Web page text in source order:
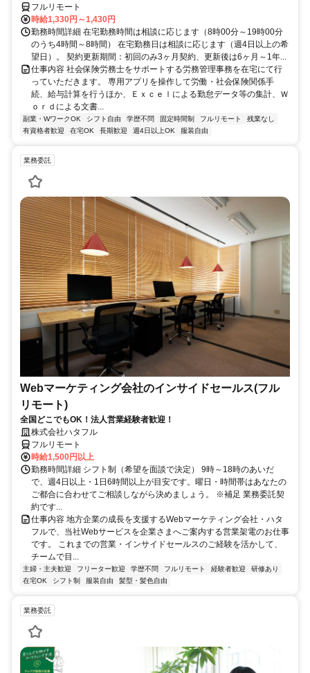
フルリモート
時給1,330円～1,430円
勤務時間詳細 在宅勤務時間は相談に応じます（8時00分～19時00分
のうち4時間～8時間） 在宅勤務日は相談に応じます（週4日以上の希
望日）。 契約更新期間：初回のみ3ヶ月契約、更新後は6ヶ月～1年...
仕事内容 社会保険労務士をサポートする労務管理事務を在宅にて行
っていただきます。 専用アプリを操作して労働・社会保険関係手
続、給与計算を行うほか、Ｅｘｃｅｌによる勤怠データ等の集計、Ｗ
ｏｒｄによる文書...
副業・WワークOK シフト自由 学歴不問 固定時間制 フルリモート
残業なし
有資格者歓迎
在宅OK 長期歓迎 週4日以上OK 服装自由
業務委託
Webマーケティング会社のインサイドセールス(フル
リモート)
全国どこでもOK！法人営業経験者歓迎！
株式会社ハタフル
フルリモート
時給1,500円以上
勤務時間詳細 シフト制（希望を面談で決定） 9時～18時のあいだ
で、週4日以上・1日6時間以上が目安です。曜日・時間帯はあなたの
ご都合に合わせてご相談しながら決めましょう。 ※補足 業務委託契
約です...
仕事内容 地方企業の成長を支援するWebマーケティング会社・ハタ
フルで、当社Webサービスを企業さまへご案内する営業架電のお仕事
です。 これまでの営業・インサイドセールスのご経験を活かして、
チームで目...
主婦・主夫歓迎 フリーター歓迎 学歴不問 フルリモート 経験者歓迎
研修あり
在宅OK
シフト制 服装自由 髪型・髪色自由
業務委託